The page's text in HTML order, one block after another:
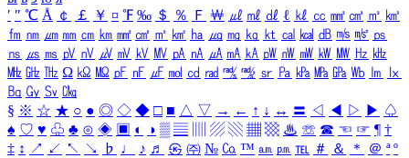
′ ″ ℃ Å ￠ ￡ ￥ ¤ ℉ ‰ ＄ ％ Ｆ ￦ ㎕ ㎖ ㎗ ℓ ㎘ ㏄ ㎣ ㎤ ㎥ ㎦
㎙ ㎚ ㎛ ㎜ ㎝ ㎞ ㎟ ㎠ ㎡ ㎢ ㏊ ㎍ ㎎ ㎏ ㏏ ㎈ ㎉ ㏈ ㎧ ㎨ ㎰
㎱ ㎲ ㎳ ㎴ ㎵ ㎶ ㎷ ㎸ ㎹ ㎀ ㎁ ㎂ ㎃ ㎄ ㎺ ㎻ ㎽ ㎾ ㎿ ㎐ ㎑
㎒ ㎓ ㎔ Ω ㏀ ㏁ ㎊ ㎋ ㎌ ㏖ ㏅ ㎭ ㎮ ㎯ ㏛ ㎩ ㎪ ㎫ ㎬ ㏝ ㏐
㏓
㏃ ㏉ ㏜ ㏆
§ ※ ☆ ★ ○ ● ◎ ◇ ◆ □ ■ △ ▽ → ← ↑ ↓ ↔ 〓 ◁ ◀ ▷ ▶ ♤
♠ ♡ ♥ ♧ ♣ ⊙ ◈ ▣ ◐ ◑ ▒ ▤ ▨ ▧ ▦ ▩ ♨ ☏ ☎ ☜ ☞ ¶ †
‡ ↕ ↗ ↙ ↖ ↘ ♭ ♩ ♪ ♬ ㉿ ㈜ № ㏇ ™ ㏂ ㏘ ℡ ＃ ＆ ＊ ＠ ª º